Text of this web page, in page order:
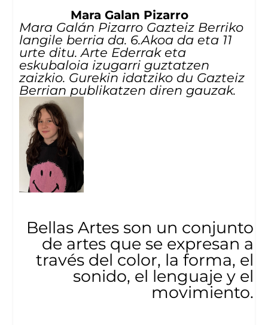
Mara Galan Pizarro
Mara Galán Pizarro Gazteiz Berriko
langile berria da. 6.Akoa da eta 11
urte ditu. Arte Ederrak eta
eskubaloia izugarri guztatzen
zaizkio. Gurekin idatziko du Gazteiz
Berrian publikatzen diren gauzak.
Bellas Artes son un conjunto
de artes que se expresan a
través del color, la forma, el
sonido, el lenguaje y el
movimiento.